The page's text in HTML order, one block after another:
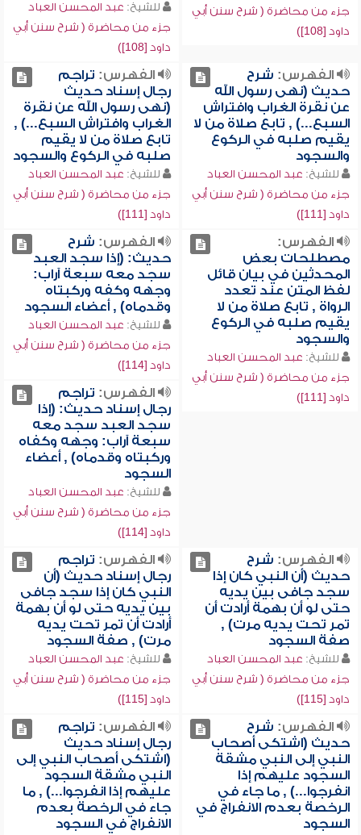
جزء من محاضرة ( شرح سنن أبي
داود [108])
للشيخ: عبد المحسن العباد
جزء من محاضرة ( شرح سنن أبي
داود [108])
الفهرس: شرح
حديث (نهى رسول الله
عن نقرة الغراب وافتراش
السبع...) , تابع صلاة من لا
يقيم صلبه في الركوع
والسجود
للشيخ: عبد المحسن العباد
جزء من محاضرة ( شرح سنن أبي
داود [111])
الفهرس: تراجم
رجال إسناد حديث
(نهى رسول الله عن نقرة
الغراب وافتراش السبع...) ,
تابع صلاة من لا يقيم
صلبه في الركوع والسجود
للشيخ: عبد المحسن العباد
جزء من محاضرة ( شرح سنن أبي
داود [111])
الفهرس:
مصطلحات بعض
المحدثين في بيان قائل
لفظ المتن عند تعدد
الرواة , تابع صلاة من لا
يقيم صلبه في الركوع
والسجود
للشيخ: عبد المحسن العباد
جزء من محاضرة ( شرح سنن أبي
داود [111])
الفهرس: شرح
حديث: (إذا سجد العبد
سجد معه سبعة آراب:
وجهه وكفه وركبتاه
وقدماه) , أعضاء السجود
للشيخ: عبد المحسن العباد
جزء من محاضرة ( شرح سنن أبي
داود [114])
الفهرس: تراجم
رجال إسناد حديث: (إذا
سجد العبد سجد معه
سبعة آراب: وجهه وكفاه
وركبتاه وقدماه) , أعضاء
السجود
للشيخ: عبد المحسن العباد
جزء من محاضرة ( شرح سنن أبي
داود [114])
الفهرس: شرح
حديث (أن النبي كان إذا
سجد جافى بين يديه
حتى لو أن بهمة أرادت أن
تمر تحت يديه مرت) ,
صفة السجود
للشيخ: عبد المحسن العباد
جزء من محاضرة ( شرح سنن أبي
داود [115])
الفهرس: تراجم
رجال إسناد حديث (أن
النبي كان إذا سجد جافى
بين يديه حتى لو أن بهمة
أرادت أن تمر تحت يديه
مرت) , صفة السجود
للشيخ: عبد المحسن العباد
جزء من محاضرة ( شرح سنن أبي
داود [115])
الفهرس: شرح
حديث (اشتكى أصحاب
النبي إلى النبي مشقة
السجود عليهم إذا
انفرجوا...) , ما جاء في
الرخصة بعدم الانفراج في
السجود
الفهرس: تراجم
رجال إسناد حديث
(اشتكى أصحاب النبي إلى
النبي مشقة السجود
عليهم إذا انفرجوا...) , ما
جاء في الرخصة بعدم
الانفراج في السجود